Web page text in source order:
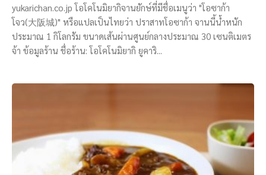
yukarichan.co.jp โอโคโนมิยากิจานยักษ์ที่มีชื่อเมนูว่า "โอซาก้า
โจว(大阪城)" หรือแปลเป็นไทยว่า ปราสาทโอซาก้า จานนี้น้ำหนัก
ประมาณ 1 กิโลกรัม ขนาดเส้นผ่านศูนย์กลางประมาณ 30 เซนติเมตร
จ้า ข้อมูลร้าน ชื่อร้าน: โอโคโนมิยากิ ยูคาริ...